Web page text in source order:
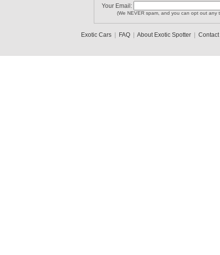
Your Email:
(We NEVER spam, and you can opt out any
Exotic Cars| FAQ| About Exotic Spotter| Contact